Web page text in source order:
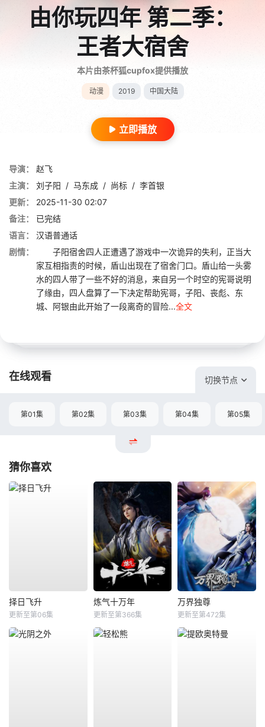
由你玩四年 第二季：
王者大宿舍
本片由茶杯狐cupfox提供播放
动漫 2019 中国大陆
立即播放
导演：
赵飞
主演：
刘子阳 / 马东成 / 尚标 / 李首银
更新：
2025-11-30 02:07
备注：
已完结
语言：
汉语普通话
剧情：
子阳宿舍四人正遭遇了游戏中一次诡异的失利，正当大
家互相指责的时候，盾山出现在了宿舍门口。盾山给一头雾
水的四人带了一些不好的消息，来自另一个时空的宪哥说明
了缘由，四人盘算了一下决定帮助宪哥，子阳、丧彪、东
城、阿银由此开始了一段离奇的冒险...全文
在线观看 切换节点
第01集 第02集 第03集 第04集 第05集
猜你喜欢
择日飞升
更新至第06集
炼气十万年
更新至第366集
万界独尊
更新至第472集